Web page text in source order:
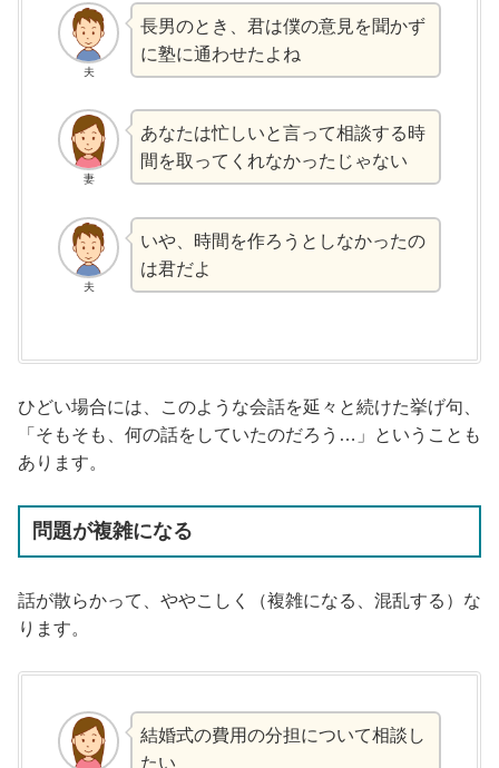
夫
長男のとき、君は僕の意見を聞かず
に塾に通わせたよね
妻
あなたは忙しいと言って相談する時
間を取ってくれなかったじゃない
夫
いや、時間を作ろうとしなかったの
は君だよ
ひどい場合には、このような会話を延々と続けた挙げ句、
「そもそも、何の話をしていたのだろう…」ということも
あります。
問題が複雑になる
話が散らかって、ややこしく（複雑になる、混乱する）な
ります。
結婚式の費用の分担について相談し
たい